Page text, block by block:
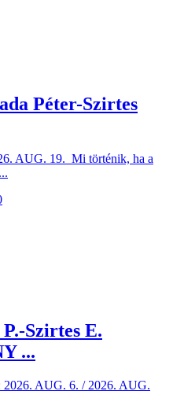
Péter-Szirtes
AUG. 19. Mi történik, ha a
Szirtes E.
...
AUG. 6. / 2026. AUG.